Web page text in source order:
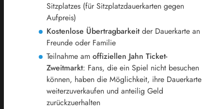
Sitzplatzes (für Sitzplatzdauerkarten gegen
Aufpreis)
Kostenlose Übertragbarkeitder Dauerkarte an
Freunde oder Familie
Teilnahme am offiziellen Jahn Ticket-
Zweitmarkt: Fans, die ein Spiel nicht besuchen
können, haben die Möglichkeit, ihre Dauerkarte
weiterzuverkaufen und anteilig Geld
zurückzuerhalten